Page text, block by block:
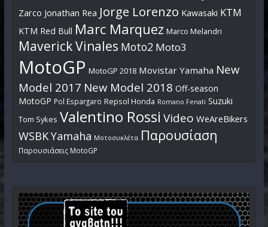
Zarco Jonathan Rea Jorge Lorenzo Kawasaki KTM
KTM Red Bull Marc Marquez Marco Melandri
Maverick Vinales Moto2 Moto3
MotoGP MotoGP 2018 Movistar Yamaha New
Model 2017 New Model 2018 Off-season
MotoGP Pol Espargaro Repsol Honda Romano Fenati Suzuki
Tom Sykes Valentino Rossi Video WeAreBikers
WSBKYamaha Μοτοσυκλέτα Παρουσίαση
Παρουσιάσεις MotoGP